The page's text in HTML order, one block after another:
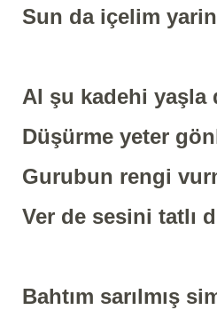
Sun da içelim
Al şu kadehi yaşla
Düşürme yeter
Gurubun rengi
Ver de sesini tatlı
Bahtım sarılmış